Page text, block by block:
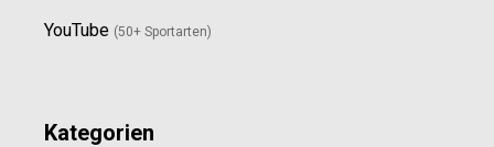
YouTube (50+ Sportarten)
Kategorien